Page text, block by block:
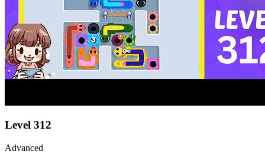
Level 312
Advanced